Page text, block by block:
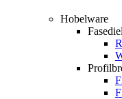
Hobelware